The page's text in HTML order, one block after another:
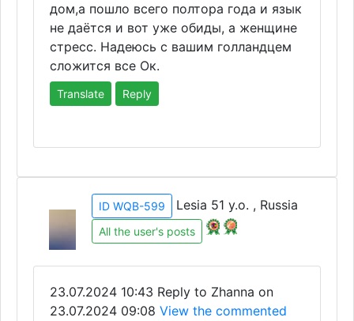
дом,а пошло всего полтора года и язык
не даётся и вот уже обиды, а женщине
стресс. Надеюсь с вашим голландцем
сложится все Ок.
Translate Reply
ID WQB-599 Lesia 51 y.o. , Russia
All the user's posts
23.07.2024 10:43 Reply to Zhanna on
23.07.2024 09:08 View the commented